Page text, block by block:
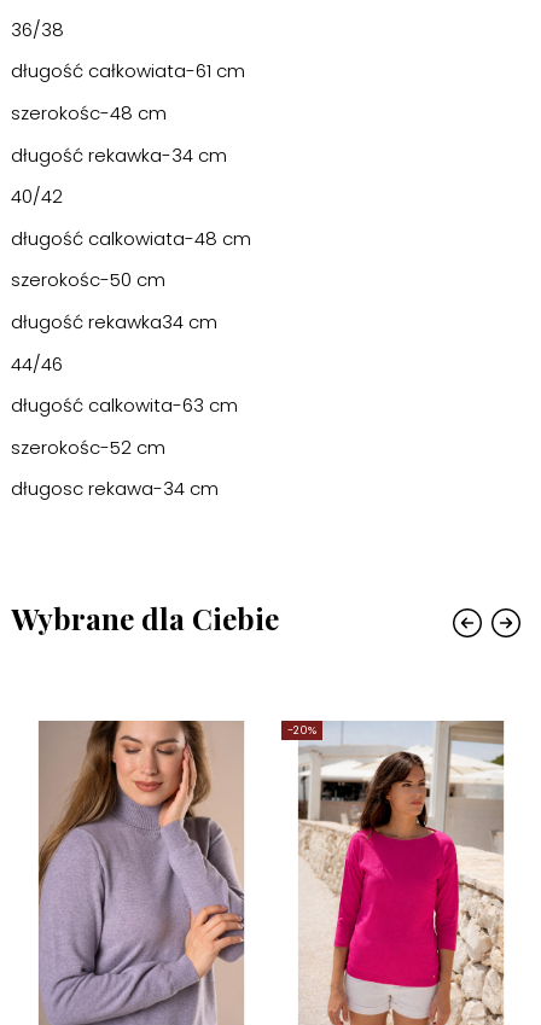
36/38
długość całkowiata-61 cm
szerokośc-48 cm
długość rekawka-34 cm
40/42
długość calkowiata-48 cm
szerokośc-50 cm
długość rekawka34 cm
44/46
długość calkowita-63 cm
szerokośc-52 cm
długosc rekawa-34 cm
Wybrane dla Ciebie
-20%